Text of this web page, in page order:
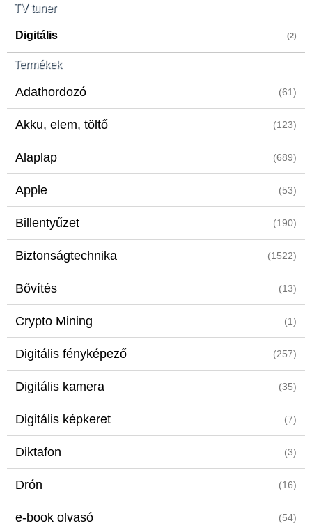
TV tuner
Digitális (2)
Termékek
Adathordozó (61)
Akku, elem, töltő (123)
Alaplap (689)
Apple (53)
Billentyűzet (190)
Biztonságtechnika (1522)
Bővítés (13)
Crypto Mining (1)
Digitális fényképező (257)
Digitális kamera (35)
Digitális képkeret (7)
Diktafon (3)
Drón (16)
e-book olvasó (54)